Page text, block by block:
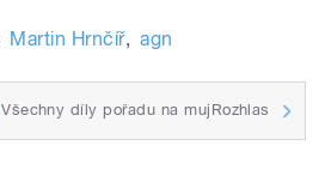
Martin Hrnčíř, agn
Všechny díly pořadu na mujRozhlas